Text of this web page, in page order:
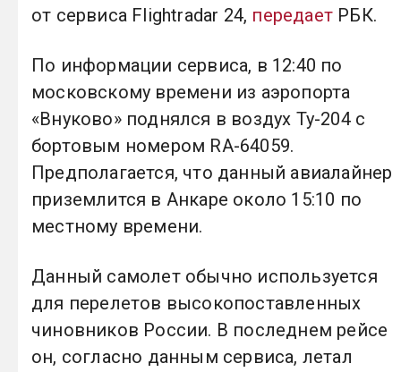
от сервиса Flightradar 24, передает РБК.
По информации сервиса, в 12:40 по
московскому времени из аэропорта
«Внуково» поднялся в воздух Ту-204 с
бортовым номером RA-64059.
Предполагается, что данный авиалайнер
приземлится в Анкаре около 15:10 по
местному времени.
Данный самолет обычно используется
для перелетов высокопоставленных
чиновников России. В последнем рейсе
он, согласно данным сервиса, летал